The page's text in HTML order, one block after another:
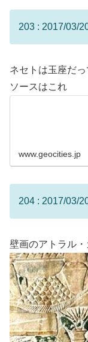
203 : 2017/03/
ネセトは玉座だ
ソースはこれ
www.geocities.jp
204 : 2017/03/
壁画のアトラル・